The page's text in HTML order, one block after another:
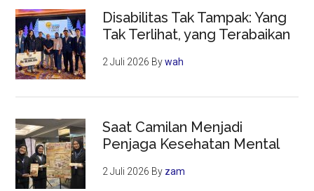
Disabilitas Tak Tampak: Yang
Tak Terlihat, yang Terabaikan
2 Juli 2026 Bywah
Saat Camilan Menjadi
Penjaga Kesehatan Mental
2 Juli 2026 By zam